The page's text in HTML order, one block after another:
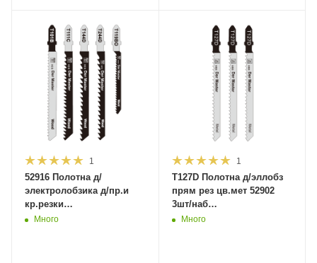
1
52916 Полотна д/
электролобзика д/пр.и
кр.резки
дер,пластика,наб.5шт.TSET-
Много
1
T127D Полотна д/эллобз
прям рез цв.мет 52902
3шт/наб
3*75*100мм(600)MaxiTool
Много